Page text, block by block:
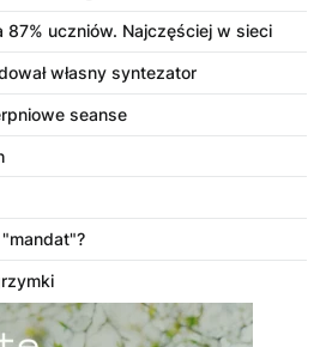
uczniów. Najczęściej w sieci
własny syntezator
seanse